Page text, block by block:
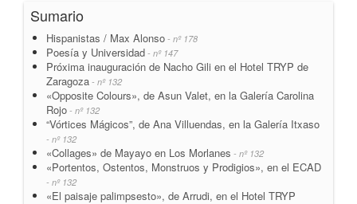
Sumario
Hispanistas / Max Alonso - nº 178
Poesía y Universidad - nº 147
Próxima inauguración de Nacho Gili en el Hotel TRYP de
Zaragoza - nº 132
«Opposite Colours», de Asun Valet, en la Galería Carolina
Rojo - nº 132
“Vórtices Mágicos”, de Ana Villuendas, en la Galería Itxaso
- nº 132
«Collages» de Mayayo en Los Morlanes - nº 132
«Portentos, Ostentos, Monstruos y Prodigios», en el ECAD
- nº 132
«El paisaje palimpsesto», de Arrudi, en el Hotel TRYP